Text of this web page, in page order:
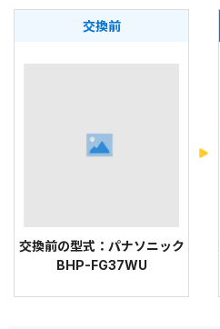
交換前
交換前の型式：パナソニック
BHP-FG37WU